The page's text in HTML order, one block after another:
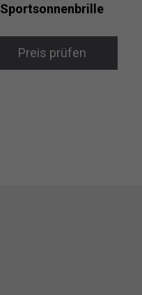
Sportsonnenbrille
Preis prüfen